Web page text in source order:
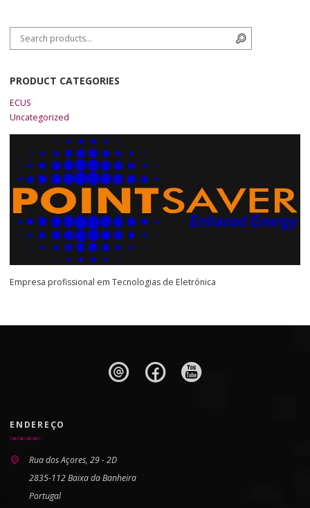
Search for:
PRODUCT CATEGORIES
ECUS
Uncategorized
Empresa profissional em Tecnologias de Eletrónica
ENDEREÇO
Rua dos Açores, 29 - 2D
2835-112 Baixa da Banheira
Portugal